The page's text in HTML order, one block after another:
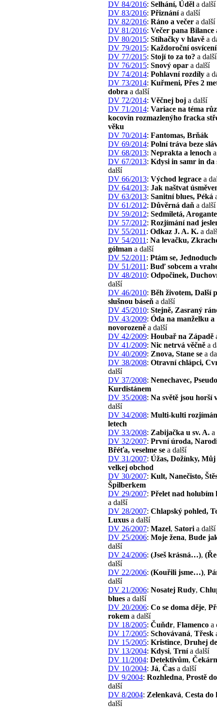
DV 84/2016: Selhání, Úděl a další
DV 83/2016: Přiznánía další
DV 82/2016: Ráno a večer a další
DV 81/2016: Večer pana Bilance
DV 80/2015: Stíhačky v hlavě a
DV 79/2015: Každoroční osvícení
DV 77/2015: Stojí to za to? a další
DV 76/2015: Snový opar a další
DV 74/2014: Pohlavní rozdíly a
DV 73/2014: Kuřmeni, Přes 2
dobra a další
DV 72/2014: Věčnej boj a další
DV 71/2014: Variace na téma
kocovin rozmazlenýho fracka
věku
DV 70/2014: Fantomas, Brňák
DV 69/2014: Polní tráva beze
DV 68/2013: Neprakta a lenoch
DV 67/2013: Kdysi in samr in da
další
DV 66/2013: Východ legrace a
DV 64/2013: Jak naštvat
DV 63/2013: Sanitní blues, Péká
DV 61/2012: Důvěrná daň a další
DV 59/2012: Sedmiletá,
DV 57/2012: Rozjímání nad
DV 55/2011 : Odkaz J. A. K. a
DV 54/2011 : Na levačku,
gólman a další
DV 52/2011 : Ptám se,
DV 51/2011 : Buď sobcem a
DV 48/2010: Odpočinek,
další
DV 46/2010: Běh životem, Další
slušnou báseň a další
DV 45/2010: Stejně, Zasraný
DV 43/2009: Óda na manželku a
novorozeně a další
DV 42/2009: Houbař na Západě
DV 41/2009: Nic netrvá věčně a
DV 40/2009: Znova, Stane se a
DV 38/2008: Otravní chlápci,
další
DV 37/2008: Nenechavec,
Kurdistánem
DV 35/2008: Na světě jsou horší
další
DV 34/2008: Multi-kulti
letech
DV 33/2008: Zabijačka u sv. A. a
DV 32/2007: První úroda,
Břéťa, veselme se a další
DV 31/2007: Úžas, Dožínky,
velkej obchod
DV 30/2007: Kult, Nanečisto,
Špilberkem
DV 29/2007: Přelet nad holubím
a další
DV 28/2007: Chlapský pohled,
Luxus a další
DV 26/2007: Mazel, Satori a další
DV 25/2006: Moje žena, Bude
další
DV 24/2006: (Jseš krásná…),
další
DV 22/2006: (Kouřili jsme…),
další
DV 21/2006: Nosatej Rudy,
blues a další
DV 20/2006: Co se doma děje,
rokem a další
DV 18/2005: Čuňdr, Flamenco a
DV 17/2005: Schovávaná, Třesk
DV 15/2005: Kristince, Druhej
DV 13/2004: Kdysi, Trnía další
DV 11/2004: Detektivům,
DV 10/2004: Já, Čas a další
DV 9/2004: Rozhledna, Prostě
další
DV 8/2004: Zelenkavá, Cesta do
další